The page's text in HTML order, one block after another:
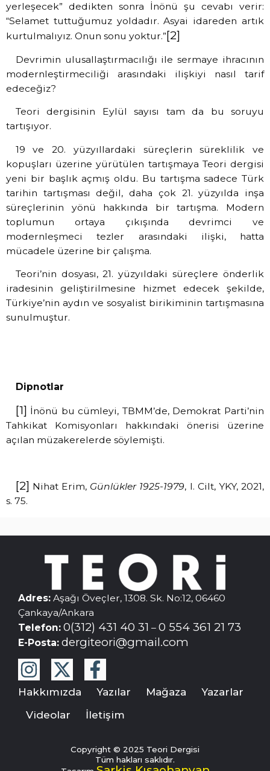
yerleşecek” dedikten sonra İnönü şu cevabı verir:
“Selamet tuttuğumuz yoldadır. Asyai idareden artık
kurtulmalıyız. Onun sonu yoktur.”[2]
Devrimin ulusallaştırmacılığı ile sermaye ihracının
modernleştirmeciliği arasındaki ilişkiyi nasıl tarif
edeceğiz?
Teori dergisinin Eylül sayısı tam da bu soruyu
tartışıyor.
19 ve 20. yüzyıllardaki süreçlerin süreklilik ve
kopuşları üzerine yürütülen tartışmaya Teori dergisi
yeni bir başlık açmış oldu. Bu tartışma sadece Türk
tarihin tartışması değil, daha çok 21. yüzyılda inşa
süreçlerinin yönü hakkında bir tartışma. Modern
toplumun ortaya çıkışında devrimci ve
modernleşmeci tezler arasındaki ilişki, hatta
mücadele üzerine bir çalışma.
Teori’nin dosyası, 21. yüzyıldaki süreçlere önderlik
iradesinin geliştirilmesine hizmet edecek şekilde,
Türkiye’nin aydın ve sosyalist birikiminin tartışmasına
sunulmuştur.
Dipnotlar
[1] İnönü bu cümleyi, TBMM’de, Demokrat Parti’nin
Tahkikat Komisyonları hakkındaki önerisi üzerine
açılan müzakerelerde söylemişti.
[2] Nihat Erim, Günlükler 1925-1979, I. Cilt, YKY, 2021,
s. 75.
Adres: Aşağı Öveçler, 1308. Sk. No:12, 06460
Çankaya/Ankara
Telefon: 0(312) 431 40 31 – 0 554 361 21 73
E-Posta: dergiteori@gmail.com
Hakkımızda Yazılar Mağaza
Yazarlar
Videolar
İletişim
Copyright © 2025 Teori Dergisi
Tüm hakları saklıdır.